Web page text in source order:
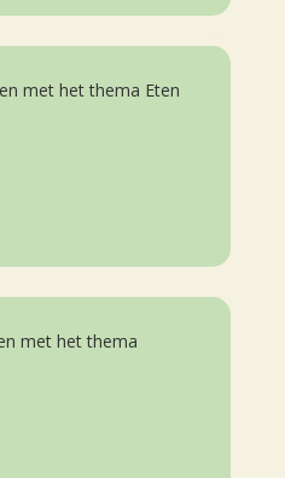
met het thema Eten
met het thema